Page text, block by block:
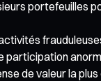
portefeuilles
participation
de valeur la